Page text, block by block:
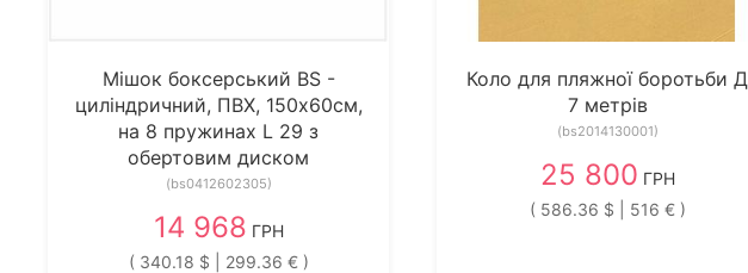
Мішок боксерський BS -
циліндричний, ПВХ, 150х60см,
на 8 пружинах L 29 з
обертовим диском
(bs0412602305)
14 968 ГРН
( 340.18 $ | 299.36 € )
Коло для пляжної боротьби Д
7 метрів
(bs2014130001)
25 800 ГРН
( 586.36 $ | 516 € )